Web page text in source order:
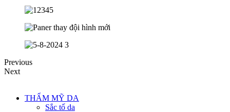
Previous
Next
THẨM MỸ DA
Sắc tố da